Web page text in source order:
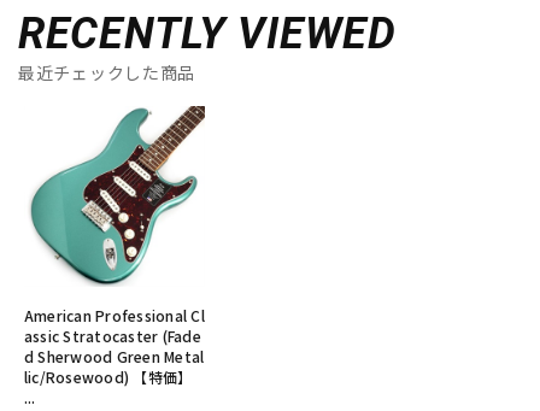
RECENTLY VIEWED
最近チェックした商品
American Professional Cl
assic Stratocaster (Fade
d Sherwood Green Metal
lic/Rosewood) 【特価】
...